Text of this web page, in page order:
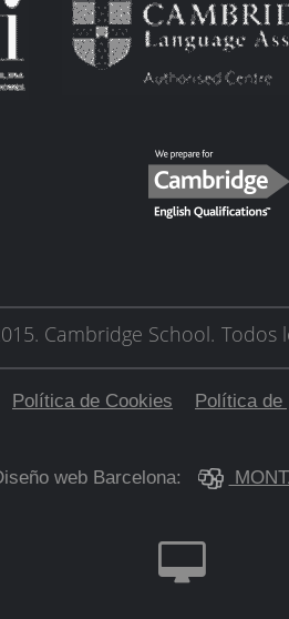
Cambridge School. Todos
Política de Cookies Política de
web Barcelona: